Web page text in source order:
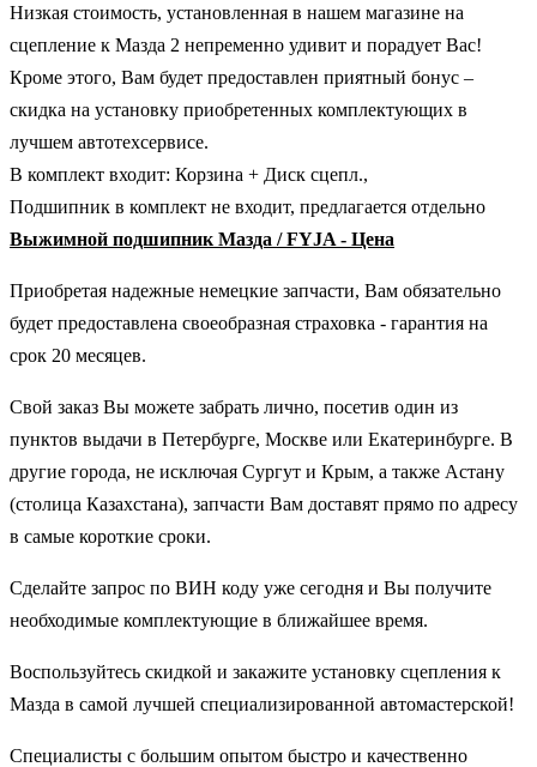
Низкая стоимость, установленная в нашем магазине на
сцепление к Мазда 2 непременно удивит и порадует Вас!
Кроме этого, Вам будет предоставлен приятный бонус –
скидка на установку приобретенных комплектующих в
лучшем автотехсервисе.
В комплект входит: Корзина + Диск сцепл.,
Подшипник в комплект не входит, предлагается отдельно
Выжимной подшипник Мазда / FYJA - Цена
Приобретая надежные немецкие запчасти, Вам обязательно
будет предоставлена своеобразная страховка - гарантия на
срок 20 месяцев.
Свой заказ Вы можете забрать лично, посетив один из
пунктов выдачи в Петербурге, Москве или Екатеринбурге. В
другие города, не исключая Сургут и Крым, а также Астану
(столица Казахстана), запчасти Вам доставят прямо по адресу
в самые короткие сроки.
Сделайте запрос по ВИН коду уже сегодня и Вы получите
необходимые комплектующие в ближайшее время.
Воспользуйтесь скидкой и закажите установку сцепления к
Мазда в самой лучшей специализированной автомастерской!
Специалисты с большим опытом быстро и качественно